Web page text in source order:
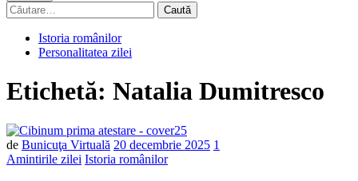
Caută
după:
Istoria românilor
Personalitatea zilei
Etichetă: Natalia Dumitresco
de Bunicuţa Virtuală 20 decembrie 2025 1
Amintirile zilei Istoria românilor